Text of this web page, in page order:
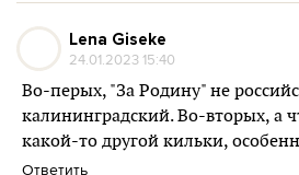
Lena Giseke
24.01.2023 15:40
Во-перых, "За Родину" не
калининградский. Во-вторых, а
какой-то другой кильки,
Ответить